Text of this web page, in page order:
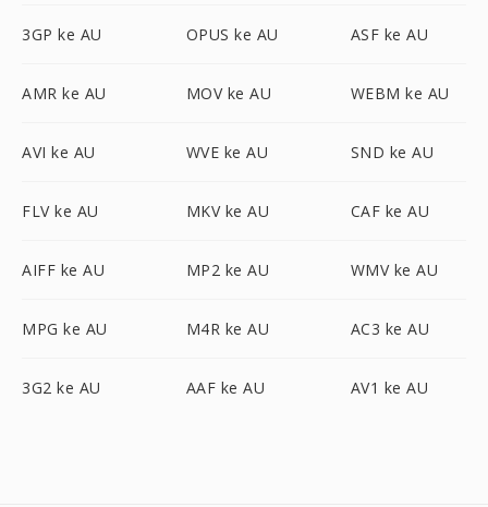
3GP ke AU OPUS ke AU ASF ke AU
AMR ke AU MOV ke AU WEBM ke AU
AVI ke AU WVE ke AU SND ke AU
FLV ke AU MKV ke AU CAF ke AU
AIFF ke AU MP2 ke AU WMV ke AU
MPG ke AU M4R ke AU AC3 ke AU
3G2 ke AU AAF ke AU AV1 ke AU